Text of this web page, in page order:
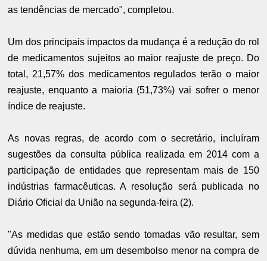
as tendências de mercado", completou.
Um dos principais impactos da mudança é a redução do rol
de medicamentos sujeitos ao maior reajuste de preço. Do
total, 21,57% dos medicamentos regulados terão o maior
reajuste, enquanto a maioria (51,73%) vai sofrer o menor
índice de reajuste.
As novas regras, de acordo com o secretário, incluíram
sugestões da consulta pública realizada em 2014 com a
participação de entidades que representam mais de 150
indústrias farmacêuticas. A resolução será publicada no
Diário Oficial da União na segunda-feira (2).
"As medidas que estão sendo tomadas vão resultar, sem
dúvida nenhuma, em um desembolso menor na compra de